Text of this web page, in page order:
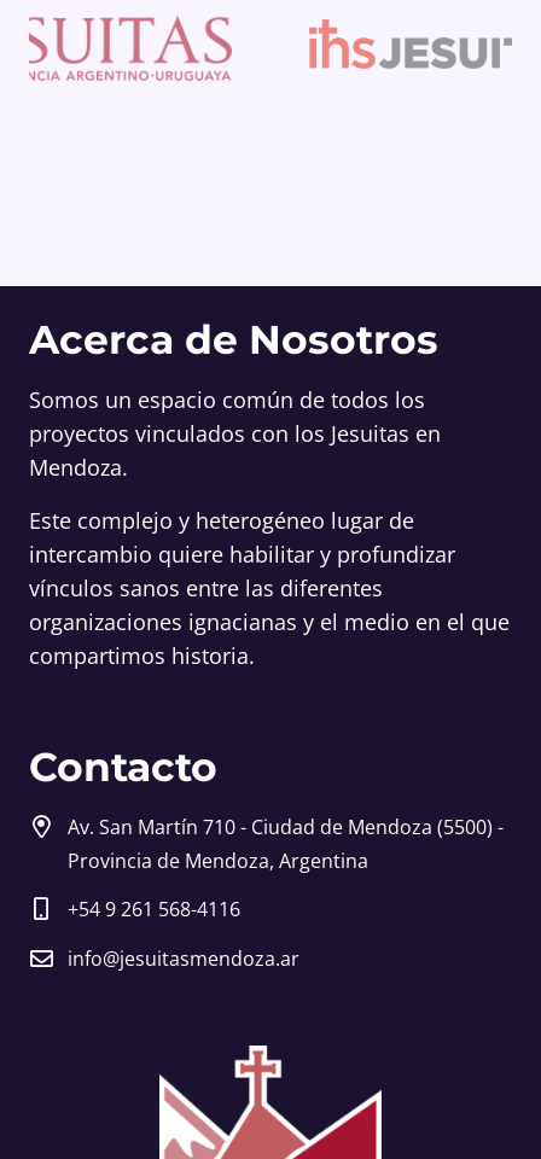
Acerca de Nosotros
Somos un espacio común de todos los
proyectos vinculados con los Jesuitas en
Mendoza.
Este complejo y heterogéneo lugar de
intercambio quiere habilitar y profundizar
vínculos sanos entre las diferentes
organizaciones ignacianas y el medio en el que
compartimos historia.
Contacto
Av. San Martín 710 - Ciudad de Mendoza (5500) -
Provincia de Mendoza, Argentina
+54 9 261 568-4116
info@jesuitasmendoza.ar